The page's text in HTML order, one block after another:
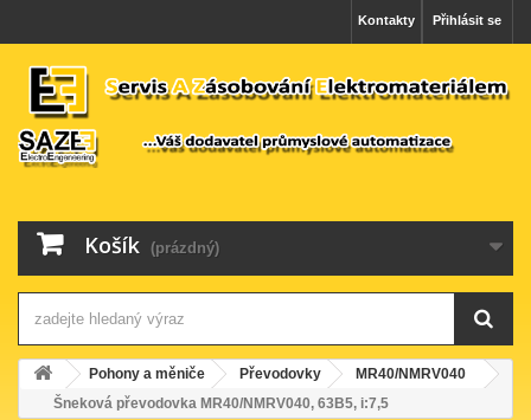
Přihlásit se
Kontakty
Košík (prázdný)
Pohony a měniče Převodovky
MR40/NMRV040
Šneková převodovka MR40/NMRV040, 63B5, i:7,5